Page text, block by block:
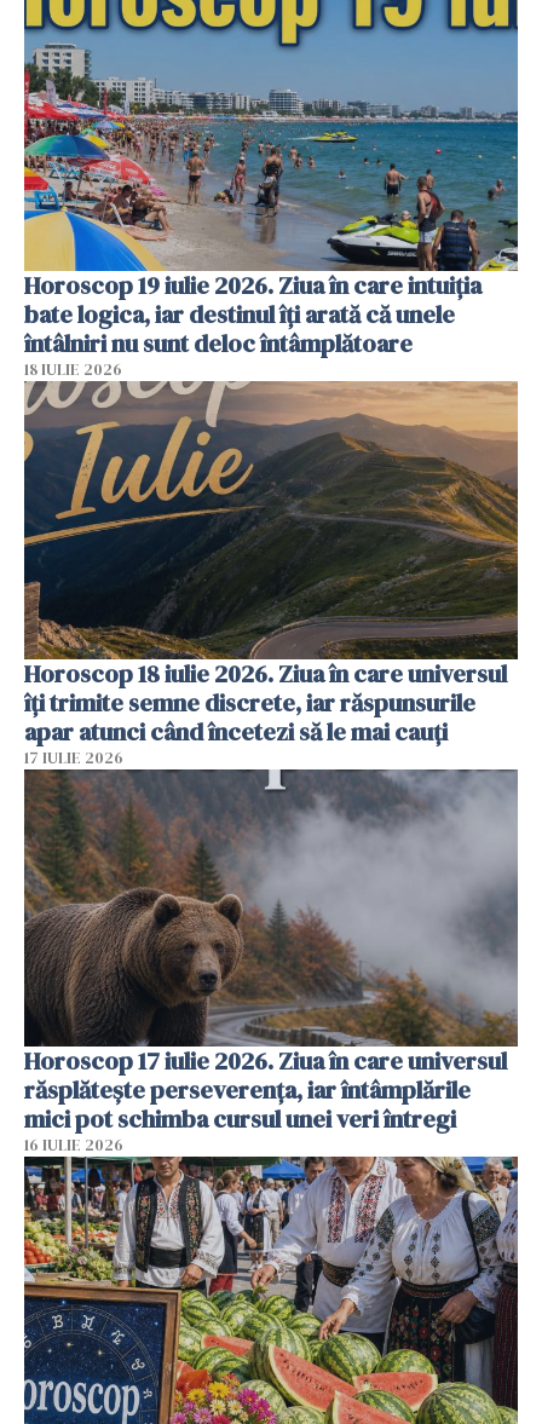
Horoscop 19 iulie 2026. Ziua în care intuiția
bate logica, iar destinul îți arată că unele
întâlniri nu sunt deloc întâmplătoare
18 IULIE 2026
Horoscop 18 iulie 2026. Ziua în care universul
îți trimite semne discrete, iar răspunsurile
apar atunci când încetezi să le mai cauți
17 IULIE 2026
Horoscop 17 iulie 2026. Ziua în care universul
răsplătește perseverența, iar întâmplările
mici pot schimba cursul unei veri întregi
16 IULIE 2026